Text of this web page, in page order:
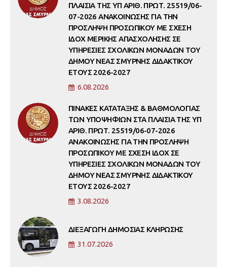
ΠΛΑΙΣΙΑ ΤΗΣ ΥΠ ΑΡΙΘ. ΠΡΩΤ. 25519/06-
07-2026 ΑΝΑΚΟΙΝΩΣΗΣ ΓΙΑ ΤΗΝ
ΠΡΟΣΛΗΨΗ ΠΡΟΣΩΠΙΚΟΥ ΜΕ ΣΧΕΣΗ
ΙΔΟΧ ΜΕΡΙΚΗΣ ΑΠΑΣΧΟΛΗΣΗΣ ΣΕ
ΥΠΗΡΕΣΙΕΣ ΣΧΟΛΙΚΩΝ ΜΟΝΑΔΩΝ ΤΟΥ
ΔΗΜΟΥ ΝΕΑΣ ΣΜΥΡΝΗΣ ΔΙΔΑΚΤΙΚΟΥ
ΕΤΟΥΣ 2026-2027
6.08.2026
ΠΙΝΑΚΕΣ ΚΑΤΑΤΑΞΗΣ & ΒΑΘΜΟΛΟΓΙΑΣ
ΤΩΝ ΥΠΟΨΗΦΙΩΝ ΣΤΑ ΠΛΑΙΣΙΑ ΤΗΣ ΥΠ
ΑΡΙΘ. ΠΡΩΤ. 25519/06-07-2026
ΑΝΑΚΟΙΝΩΣΗΣ ΓΙΑ ΤΗΝ ΠΡΟΣΛΗΨΗ
ΠΡΟΣΩΠΙΚΟΥ ΜΕ ΣΧΕΣΗ ΙΔΟΧ ΣΕ
ΥΠΗΡΕΣΙΕΣ ΣΧΟΛΙΚΩΝ ΜΟΝΑΔΩΝ ΤΟΥ
ΔΗΜΟΥ ΝΕΑΣ ΣΜΥΡΝΗΣ ΔΙΔΑΚΤΙΚΟΥ
ΕΤΟΥΣ 2026-2027
3.08.2026
ΔΙΕΞΑΓΩΓΗ ΔΗΜΟΣΙΑΣ ΚΛΗΡΩΣΗΣ
31.07.2026